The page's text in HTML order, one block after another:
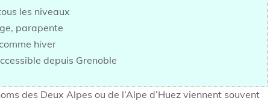
les niveaux
parapente
hiver
depuis Grenoble
des Deux Alpes ou de l’Alpe d’Huez viennent souvent